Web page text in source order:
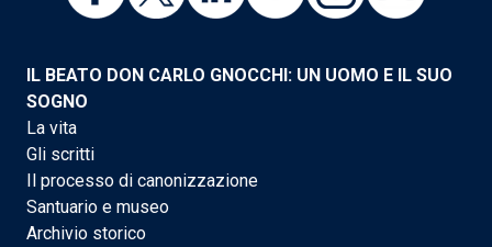
IL BEATO DON CARLO GNOCCHI: UN UOMO E IL SUO
SOGNO
La vita
Gli scritti
Il processo di canonizzazione
Santuario e museo
Archivio storico